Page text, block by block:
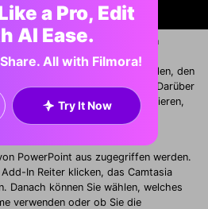
einfachen Schritten einen
Sie müssen lediglich die
des Bildschirms auswählen, den
den Aufnahme Button klicken. Darüber
PowerPoint Add-In Toolbar
installieren,
Präsentationen häufig
PowerPoint aus zugegriffen werden.
In Reiter klicken, das Camtasia
Danach können Sie wählen, welches
verwenden oder ob Sie die
a Pro, Edit
AI Ease.
All with Filmora!
Try It Now